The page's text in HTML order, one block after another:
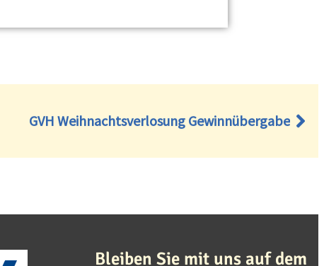
GVH Weihnachtsverlosung Gewinnübergabe
Bleiben Sie mit uns auf dem